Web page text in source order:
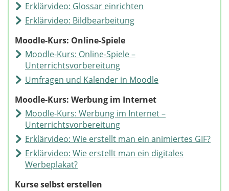
Erklärvideo: Glossar einrichten
Erklärvideo: Bildbearbeitung
Moodle-Kurs: Online-Spiele
Moodle-Kurs: Online-Spiele –
Unterrichtsvorbereitung
Umfragen und Kalender in Moodle
Moodle-Kurs: Werbung im Internet
Moodle-Kurs: Werbung im Internet –
Unterrichtsvorbereitung
Erklärvideo: Wie erstellt man ein animiertes GIF?
Erklärvideo: Wie erstellt man ein digitales
Werbeplakat?
Kurse selbst erstellen